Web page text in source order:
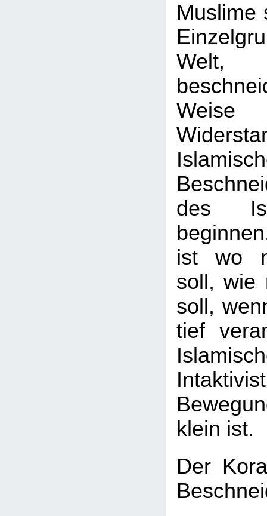
Muslime
Welt,
des
ist wo
soll, wie
soll,
tief
klein ist.
Der